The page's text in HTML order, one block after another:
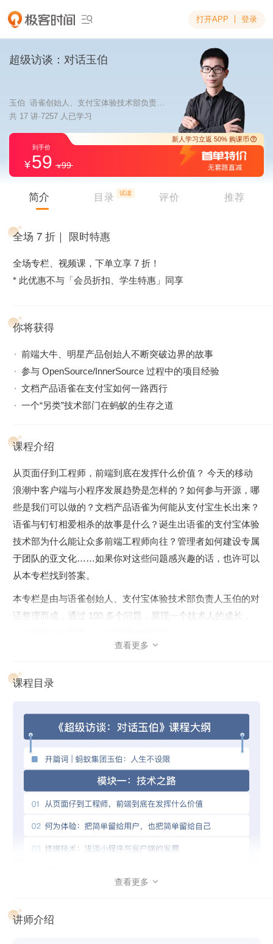
 打开APP 登录
超级访谈：对话玉伯
玉伯 语雀创始人、支付宝体验技术部负责人、蚂蚁集团终端技术委员会主席
共 17 讲·7257 人已学习
59 99
新人学习立返
简介 目录 试读 评价 推荐
全场 7 折｜ 限时特惠
全场专栏、视频课，下单立享 7 折！
* 此优惠不与「会员折扣、学生特惠」同享
你将获得
前端大牛、明星产品创始人不断突破边界的故事
参与 OpenSource/InnerSource 过程中的项目经验
文档产品语雀在支付宝如何一路西行
一个“另类”技术部门在蚂蚁的生存之道
课程介绍
从页面仔到工程师，前端到底在发挥什么价值？ 今天的移动
浪潮中客户端与小程序发展趋势是怎样的？如何参与开源，哪
些是我们可以做的？文档产品语雀为何能从支付宝生长出来？
语雀与钉钉相爱相杀的故事是什么？诞生出语雀的支付宝体验
技术部为什么能让众多前端工程师向往？管理者如何建设专属
于团队的亚文化……如果你对这些问题感兴趣的话，也许可以
从本专栏找到答案。
本专栏是由与语雀创始人、支付宝体验技术部负责人玉伯的对
话整理而成，通过 100 多个问题，展现一个技术人的成长，
技术之路
终端技术委员会主席，除关注前端技术外，更关注小程序与
客户端技术。他在开源社区的探索，他对技术本身的理解，
产品之路：玉伯虽然因前端开源被人熟知，但从骨子里是个
产品人，从阿里巴巴到蚂蚁集团，一直在折腾产品，在这个
模块你能看到玉伯参与过的那些失败的、成功的产品故事，
以及他对产品的理解。
管理之路：从带领几个人到管理几百人，玉伯直言互联网公
开始对团队二字逐步理解，相信文化的力量，让体验技术部
一模块展现。
查看更多 
课程目录
查看更多 
讲师介绍